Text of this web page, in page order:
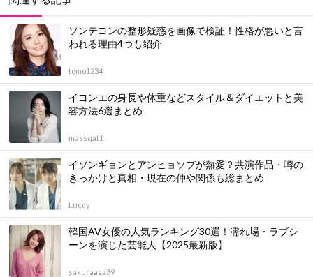
ソンテヨンの整形疑惑を画像で検証！性格が悪いと言
われる理由4つも紹介
tomo1234
イヨンエの身長や体重などスタイル＆ダイエットと美
容方法6選まとめ
massqat1
イソンギョンとアンヒョソプが熱愛？共演作品・噂の
きっかけと真相・現在の仲や関係も総まとめ
Luccy
韓国AV女優の人気ランキング30選！濡れ場・ラブシ
ーンを演じた芸能人【2025最新版】
sakuraaaa39